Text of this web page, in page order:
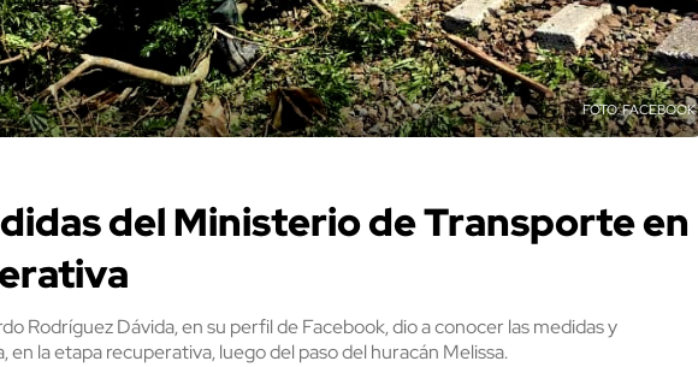
FACEBOOK
del Ministerio de Transporte en
Rodríguez Dávida, en su perfil de Facebook, dio a conocer las medidas y
en la etapa recuperativa, luego del paso del huracán Melissa.